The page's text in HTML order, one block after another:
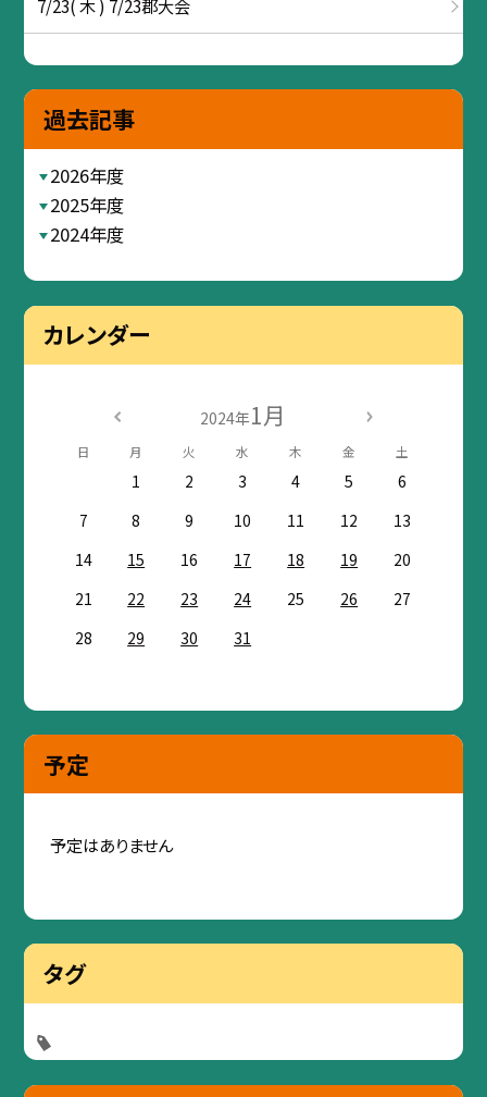
7/23( 木 ) 7/23郡大会
過去記事
2026年度
2025年度
2024年度
カレンダー
2024年1月
日 月 火 水 木 金 土
1 2 3 4 5
6
7
8 9 10 11 12
13
14
15 16 17 18 19
20
21
22 23 24 25 26
27
28
29 30 31
予定
予定はありません
タグ